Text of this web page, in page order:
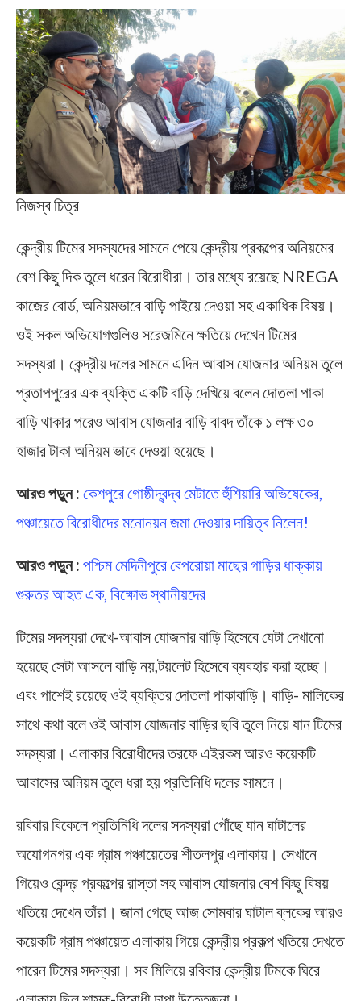
নিজস্ব চিত্র
কেন্দ্রীয় টিমের সদস্যদের সামনে পেয়ে কেন্দ্রীয় প্রকল্পের অনিয়মের
বেশ কিছু দিক তুলে ধরেন বিরোধীরা। তার মধ্যে রয়েছে NREGA
কাজের বোর্ড, অনিয়মভাবে বাড়ি পাইয়ে দেওয়া সহ একাধিক বিষয়।
ওই সকল অভিযোগগুলিও সরেজমিনে ক্ষতিয়ে দেখেন টিমের
সদস্যরা। কেন্দ্রীয় দলের সামনে এদিন আবাস যোজনার অনিয়ম তুলে
প্রতাপপুরের এক ব্যক্তি একটি বাড়ি দেখিয়ে বলেন দোতলা পাকা
বাড়ি থাকার পরেও আবাস যোজনার বাড়ি বাবদ তাঁকে ১ লক্ষ ৩০
হাজার টাকা অনিয়ম ভাবে দেওয়া হয়েছে।
আরও পড়ুন : কেশপুরে গোষ্ঠীদ্বন্দ্ব মেটাতে হুঁশিয়ারি অভিষেকের,
পঞ্চায়েতে বিরোধীদের মনোনয়ন জমা দেওয়ার দায়িত্ব নিলেন!
আরও পড়ুন : পশ্চিম মেদিনীপুরে বেপরোয়া মাছের গাড়ির ধাক্কায়
গুরুতর আহত এক, বিক্ষোভ স্থানীয়দের
টিমের সদস্যরা দেখে-আবাস যোজনার বাড়ি হিসেবে যেটা দেখানো
হয়েছে সেটা আসলে বাড়ি নয়,টয়লেট হিসেবে ব্যবহার করা হচ্ছে।
এবং পাশেই রয়েছে ওই ব্যক্তির দোতলা পাকাবাড়ি। বাড়ি- মালিকের
সাথে কথা বলে ওই আবাস যোজনার বাড়ির ছবি তুলে নিয়ে যান টিমের
সদস্যরা। এলাকার বিরোধীদের তরফে এইরকম আরও কয়েকটি
আবাসের অনিয়ম তুলে ধরা হয় প্রতিনিধি দলের সামনে।
রবিবার বিকেলে প্রতিনিধি দলের সদস্যরা পৌঁছে যান ঘাটালের
অযোগনগর এক গ্রাম পঞ্চায়েতের শীতলপুর এলাকায়। সেখানে
গিয়েও কেন্দ্র প্রকল্পের রাস্তা সহ আবাস যোজনার বেশ কিছু বিষয়
খতিয়ে দেখেন তাঁরা। জানা গেছে আজ সোমবার ঘাটাল ব্লকের আরও
কয়েকটি গ্রাম পঞ্চায়েত এলাকায় গিয়ে কেন্দ্রীয় প্রকল্প খতিয়ে দেখতে
পারেন টিমের সদস্যরা। সব মিলিয়ে রবিবার কেন্দ্রীয় টিমকে ঘিরে